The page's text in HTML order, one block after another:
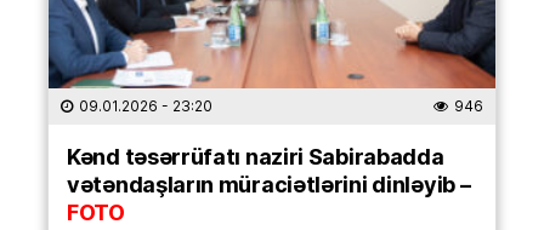
09.01.2026 - 23:20 946
Kənd təsərrüfatı naziri Sabirabadda
vətəndaşların müraciətlərini dinləyib –
FOTO